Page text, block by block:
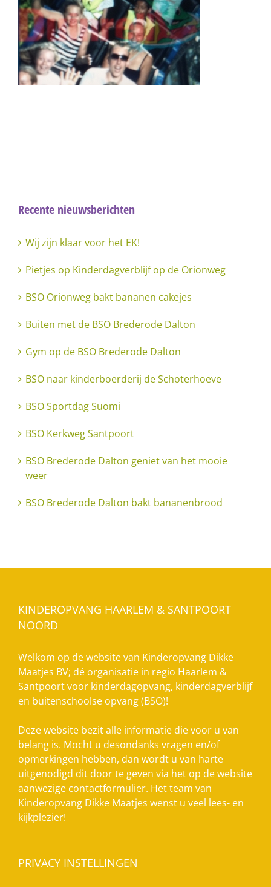
Recente nieuwsberichten
Wij zijn klaar voor het EK!
Pietjes op Kinderdagverblijf op de Orionweg
BSO Orionweg bakt bananen cakejes
Buiten met de BSO Brederode Dalton
Gym op de BSO Brederode Dalton
BSO naar kinderboerderij de Schoterhoeve
BSO Sportdag Suomi
BSO Kerkweg Santpoort
BSO Brederode Dalton geniet van het mooie
weer
BSO Brederode Dalton bakt bananenbrood
KINDEROPVANG HAARLEM & SANTPOORT
NOORD
Welkom op de website van Kinderopvang Dikke
Maatjes BV; dé organisatie in regio Haarlem &
Santpoort voor kinderdagopvang, kinderdagverblijf
en buitenschoolse opvang (BSO)!
Deze website bezit alle informatie die voor u van
belang is. Mocht u desondanks vragen en/of
opmerkingen hebben, dan wordt u van harte
uitgenodigd dit door te geven via het op de website
aanwezige contactformulier. Het team van
Kinderopvang Dikke Maatjes wenst u veel lees- en
kijkplezier!
PRIVACY INSTELLINGEN